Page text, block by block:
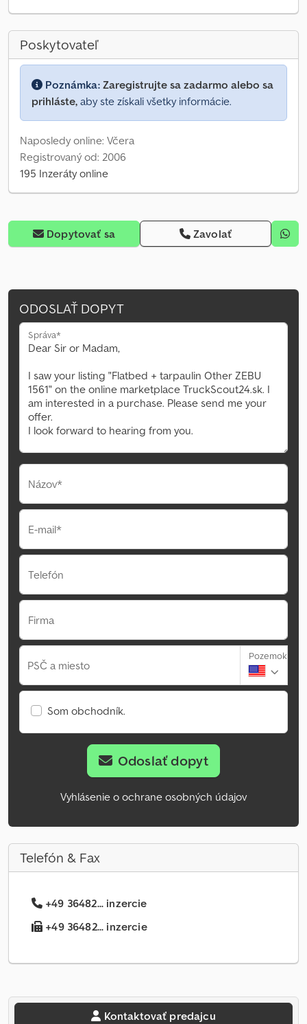
Poskytovateľ
Poznámka: Zaregistrujte sa zadarmo alebo sa
prihláste, aby ste získali všetky informácie.
Naposledy online: Včera
Registrovaný od: 2006
195 Inzeráty online
Dopytovať sa Zavolať
ODOSLAŤ DOPYT
Správa*
Názov*
E-mail*
Telefón
Firma
PSČ a miesto
Pozemok
Som obchodník.
Odoslať dopyt
Vyhlásenie o ochrane osobných údajov
Telefón & Fax
+49 36482... inzercie
+49 36482... inzercie
Kontaktovať predajcu